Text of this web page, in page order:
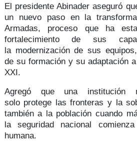
El presidente Abinader aseguró
un nuevo paso en la
Armadas, proceso que ha
fortalecimiento de sus
la modernización de sus equipos
de su formacióny su adaptación
XXI.
Agregó que una institución
solo protege las fronteras y la
también a la población cuando
laseguridad nacional
humana.